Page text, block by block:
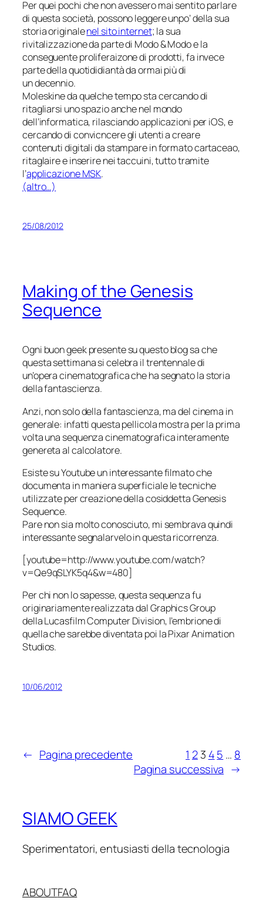
Per quei pochi che non avessero mai sentito parlare
di questa società, possono leggere unpo’ della sua
storia originalenel sito internet; la sua
rivitalizzazione da parte di Modo & Modo e la
conseguente proliferaizone di prodotti, fa invece
parte della quotididiantà da ormai più di
un decennio.
Moleskine da quelche tempo sta cercando di
ritagliarsi uno spazio anche nel mondo
dell’informatica, rilasciando applicazioni per iOS, e
cercando di convicncere gli utenti a creare
contenuti digitali da stampare in formato cartaceao,
ritaglaire e inserire nei taccuini, tutto tramite
l’applicazione MSK.
(altro…)
25/08/2012
Making of the Genesis
Sequence
Ogni buon geek presente su questo blog sa che
questa settimana si celebra il trentennale di
un’opera cinematografica che ha segnato la storia
della fantascienza.
Anzi, non solo della fantascienza, ma del cinema in
generale: infatti questa pellicola mostra per la prima
volta una sequenza cinematografica interamente
genereta al calcolatore.
Esiste su Youtube un interessante filmato che
documenta in maniera superficiale le tecniche
utilizzate per creazione della cosiddettaGenesis
Sequence.
Pare non sia molto conosciuto, mi sembrava quindi
interessante segnalarvelo in questa ricorrenza.
[youtube=http://www.youtube.com/watch?
v=Qe9qSLYK5q4&w=480]
Per chi non lo sapesse, questa sequenza fu
originariamente realizzata dalGraphics Group
dellaLucasfilm Computer Division, l’embrione di
quella che sarebbe diventata poi laPixar Animation
Studios.
10/06/2012
← Pagina precedente 1 23 45 … 8
Pagina successiva →
SIAMO GEEK
Sperimentatori, entusiasti della tecnologia
ABOUTFAQ